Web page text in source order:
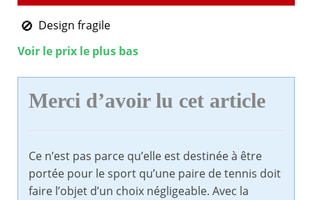
Design fragile
Voir le prix le plus bas
Merci d’avoir lu cet article
Ce n’est pas parce qu’elle est destinée à être
portée pour le sport qu’une paire de tennis doit
faire l’objet d’un choix négligeable. Avec la